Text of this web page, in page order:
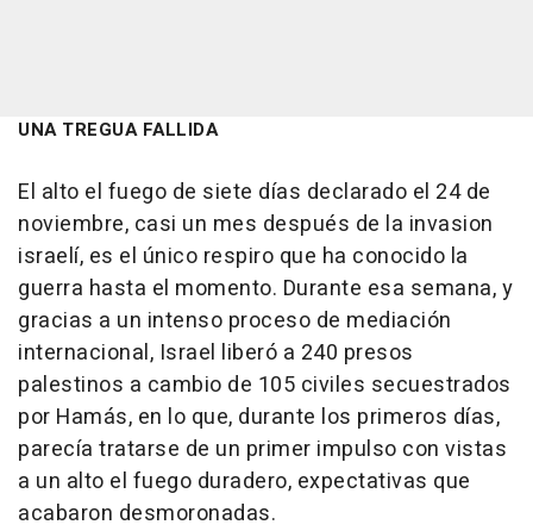
UNA TREGUA FALLIDA
El alto el fuego de siete días declarado el 24 de
noviembre, casi un mes después de la invasion
israelí, es el único respiro que ha conocido la
guerra hasta el momento. Durante esa semana, y
gracias a un intenso proceso de mediación
internacional, Israel liberó a 240 presos
palestinos a cambio de 105 civiles secuestrados
por Hamás, en lo que, durante los primeros días,
parecía tratarse de un primer impulso con vistas
a un alto el fuego duradero, expectativas que
acabaron desmoronadas.